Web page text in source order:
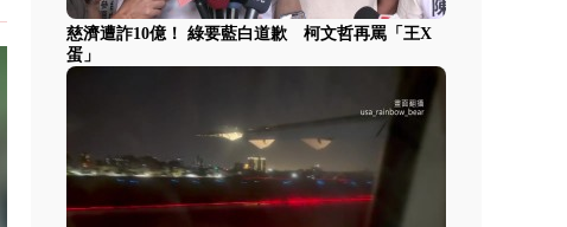
慈濟遭詐10億！ 綠要藍白道歉 柯文哲再罵「王X
蛋」